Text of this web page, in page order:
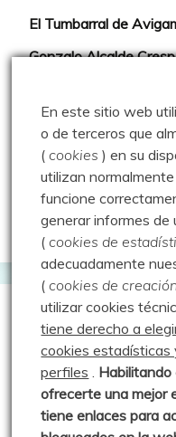
El Tumbarral de
Gonzalo Alcalde
Rutas y excursiones
Valdeolea. Río
Aprendiz de sueños
Guías de
Manu - Entre Valles y
Luis Crespo Fernández
En este sitio web
o de terceros que
(cookies ) en su
utilizan
funcione
generar informes de
(cookies de
adecuadamente
(cookies de
utilizar cookies
tiene derecho a
cookies estadísticas
perfiles . Habilitando
ofrecerte una mejor
tiene enlaces para